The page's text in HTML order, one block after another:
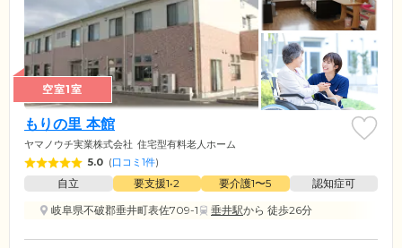
空室1室
もりの里 本館
ヤマノウチ実業株式会社 住宅型有料老人ホーム
5.0 (口コミ1件)
自立 要支援1•2 要介護1〜5
認知症可
岐阜県不破郡垂井町表佐709-1
垂井駅から 徒歩26分